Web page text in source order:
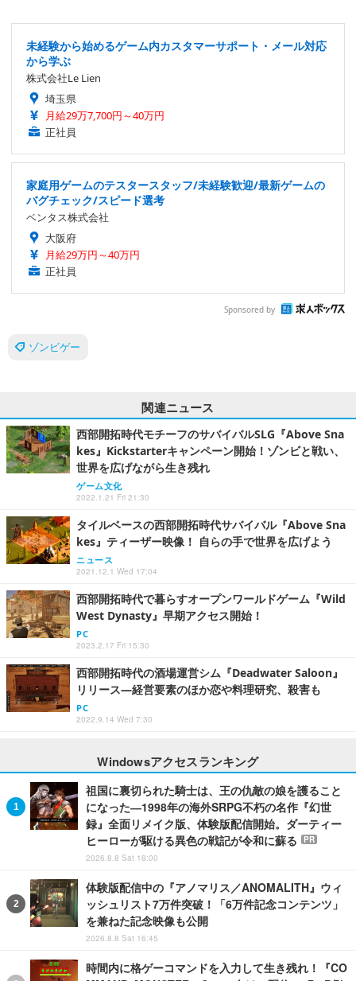
未経験から始めるゲーム内カスタマーサポート・メール対応
から学ぶ
株式会社Le Lien
埼玉県
月給29万7,700円～40万円
正社員
家庭用ゲームのテスタースタッフ/未経験歓迎/最新ゲームの
バグチェック/スピード選考
ベンタス株式会社
大阪府
月給29万円～40万円
正社員
Sponsored by
ゾンビゲー
関連ニュース
西部開拓時代モチーフのサバイバルSLG『Above Sna
kes』Kickstarterキャンペーン開始！ゾンビと戦い、
世界を広げながら生き残れ
ゲーム文化
2022.1.21 Fri 21:30
タイルベースの西部開拓時代サバイバル『Above Sna
kes』ティーザー映像！ 自らの手で世界を広げよう
ニュース
2021.12.1 Wed 17:04
西部開拓時代で暮らすオープンワールドゲーム『Wild
West Dynasty』早期アクセス開始！
PC
2023.2.17 Fri 15:30
西部開拓時代の酒場運営シム『Deadwater Saloon』
リリース―経営要素のほか恋や料理研究、殺害も
PC
2022.9.14 Wed 7:30
Windowsアクセスランキング
祖国に裏切られた騎士は、王の仇敵の娘を護ること
になった―1998年の海外SRPG不朽の名作『幻世
録』全面リメイク版、体験版配信開始。ダーティー
ヒーローが駆ける異色の戦記が令和に蘇る
PR
2026.8.8 Sat 18:00
体験版配信中の『アノマリス／ANOMALITH』ウィ
ッシュリスト7万件突破！「6万件記念コンテンツ」
を兼ねた記念映像も公開
2026.8.8 Sat 16:45
時間内に格ゲーコマンドを入力して生き残れ！『CO